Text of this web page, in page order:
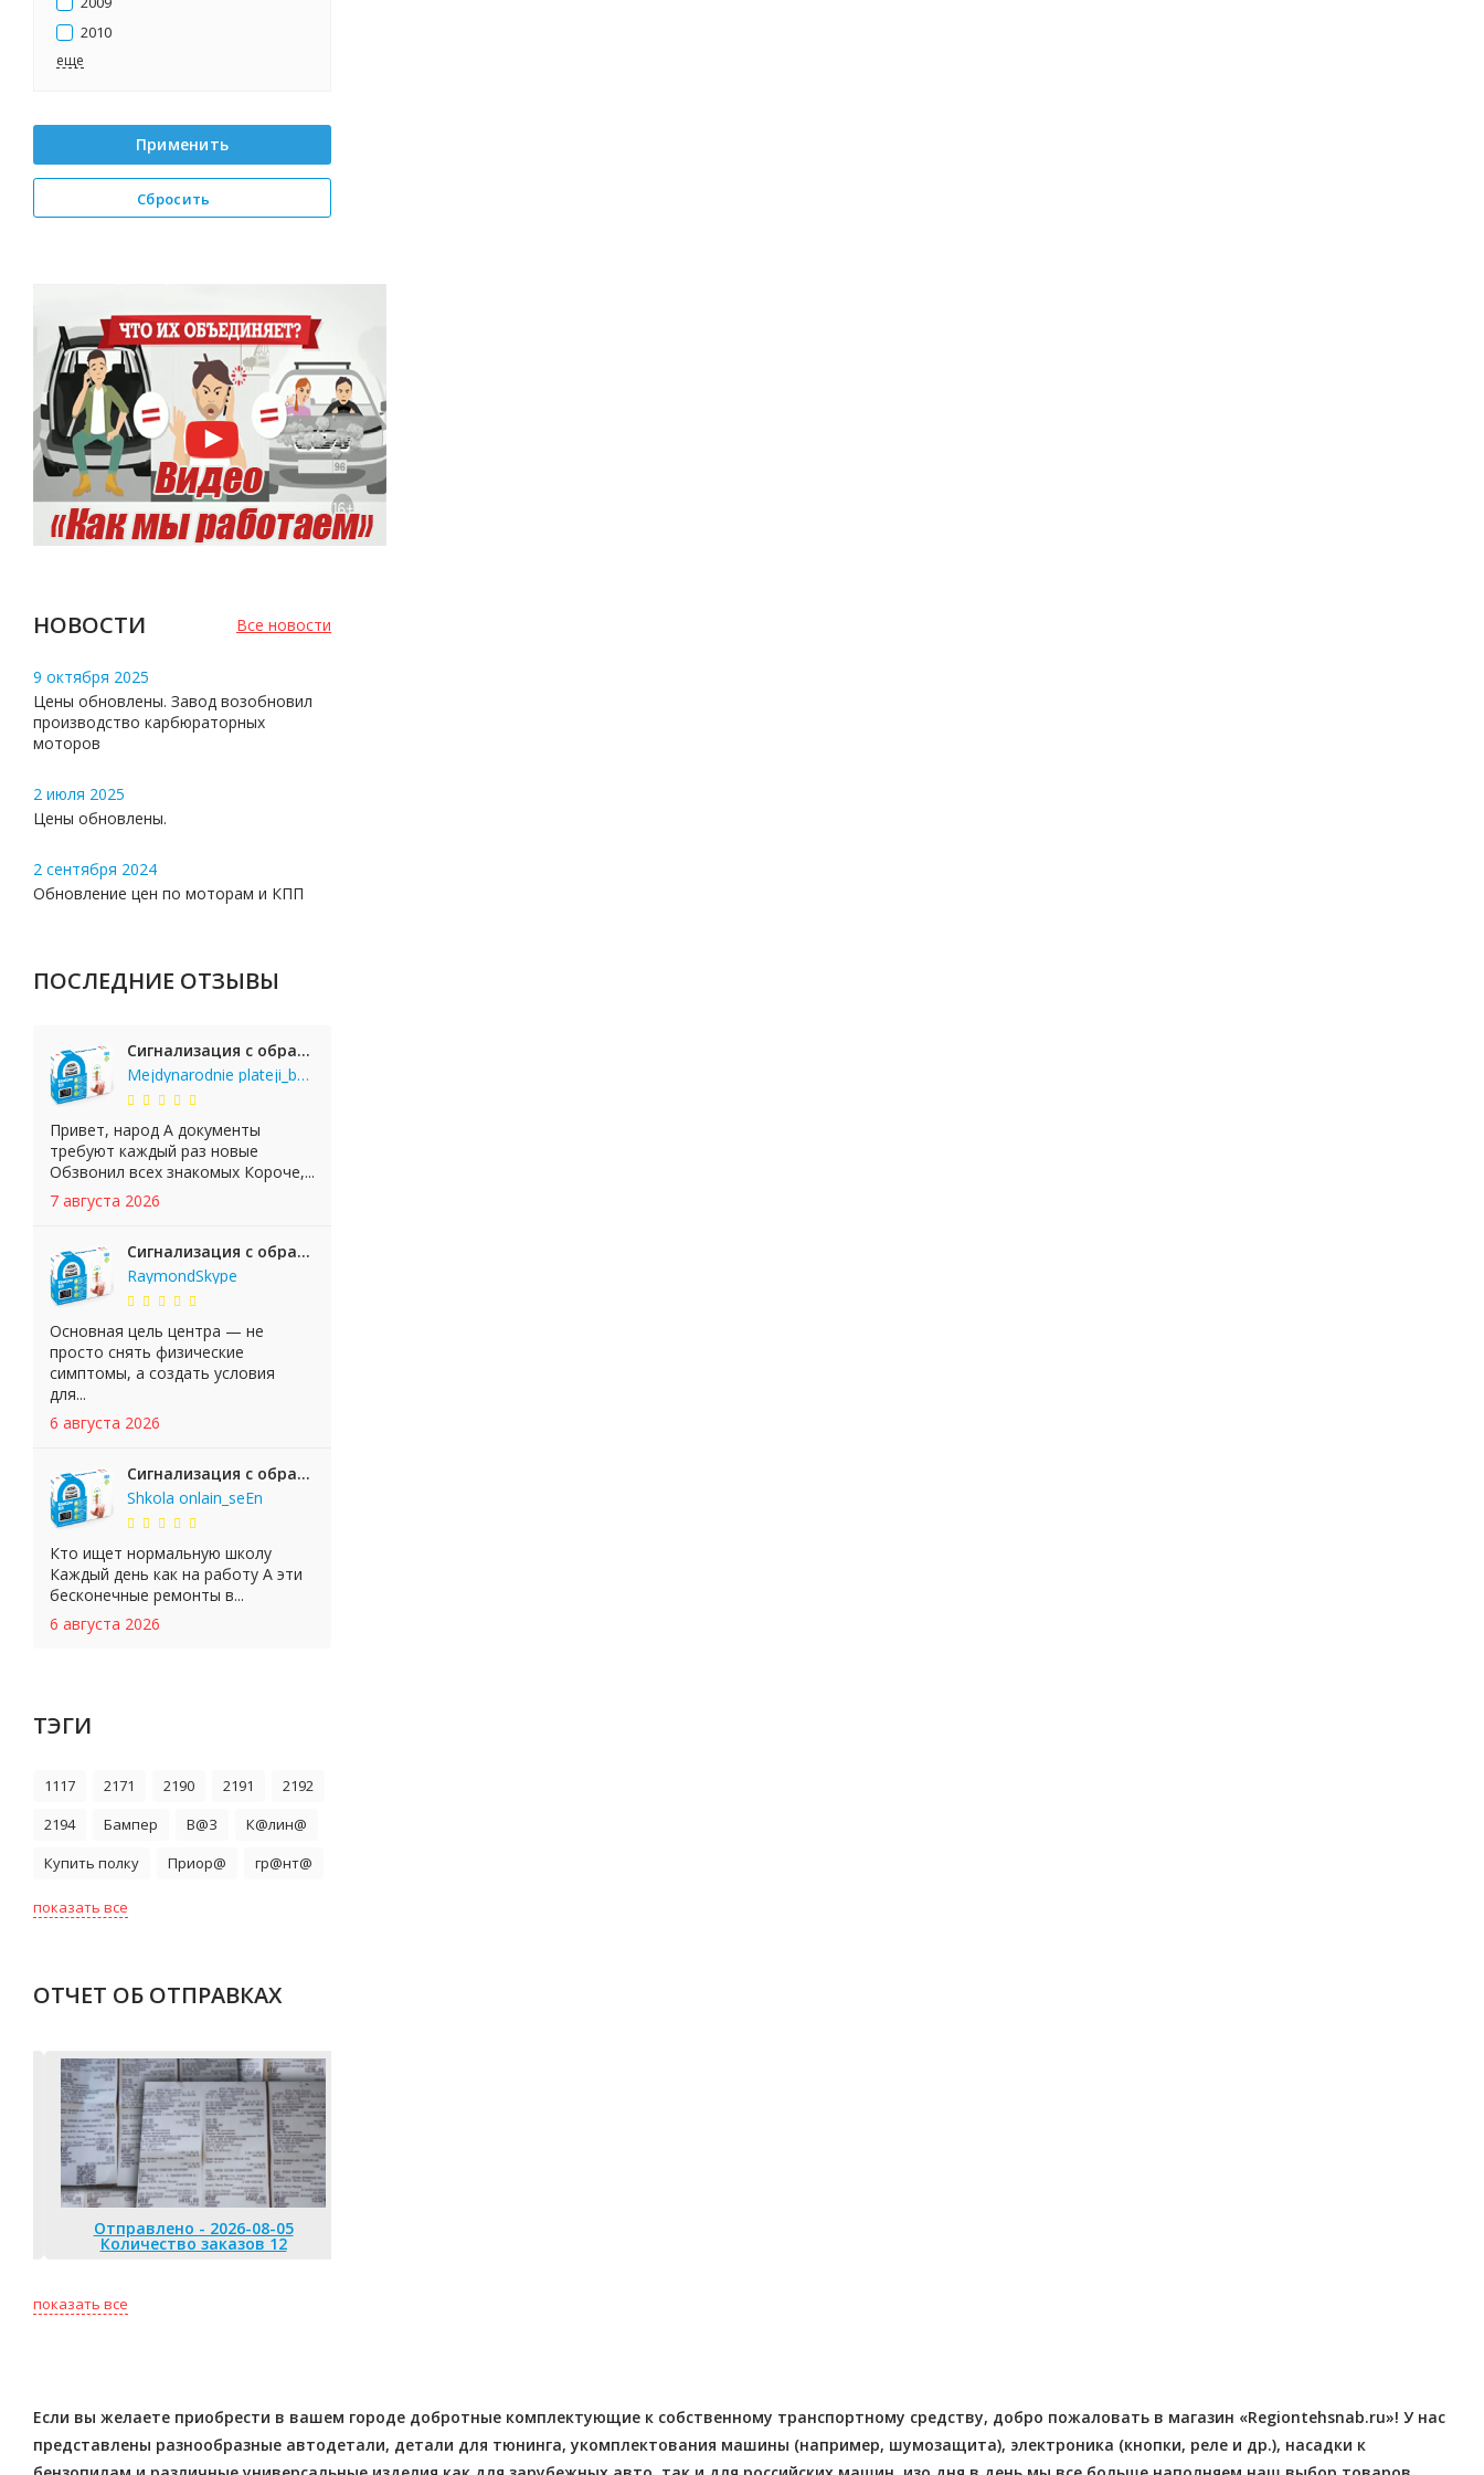
2010
eще
Применить
Сбросить
Все новости
НОВОСТИ
9 октября 2025
Цены обновлены. Завод возобновил
производство карбюраторных
моторов
2 июля 2025
Цены обновлены.
2 сентября 2024
Обновление цен по моторам и КПП
ПОСЛЕДНИЕ ОТЗЫВЫ
Сигнализация с обратной связью StarLine E65 BT 2CAN+LIN
Mejdynarodnie plateji_bgKi
Привет, народ А документы
требуют каждый раз новые
Обзвонил всех знакомых Короче,...
7 августа 2026
Сигнализация с обратной связью StarLine E65 BT 2CAN+LIN
RaymondSkype
Основная цель центра — не
просто снять физические
симптомы, а создать условия
для...
6 августа 2026
Сигнализация с обратной связью StarLine E65 BT 2CAN+LIN
Shkola onlain_seEn
Кто ищет нормальную школу
Каждый день как на работу А эти
бесконечные ремонты в...
6 августа 2026
ТЭГИ
1117 2171 2190 2191
2192
2194
Бампер В@З
К@лин@
Купить полку
Приор@ гр@нт@
показать все
ОТЧЕТ ОБ ОТПРАВКАХ
Отправлено - 2026-08-05
Количество заказов 12
показать все
Если вы желаете приобрести в вашем городе добротные комплектующие к собственному транспортному средству, добро пожаловать в магазин «Regiontehsnab.ru»! У нас
представлены разнообразные автодетали, детали для тюнинга, укомплектования машины (например, шумозащита), электроника (кнопки, реле и др.), насадки к